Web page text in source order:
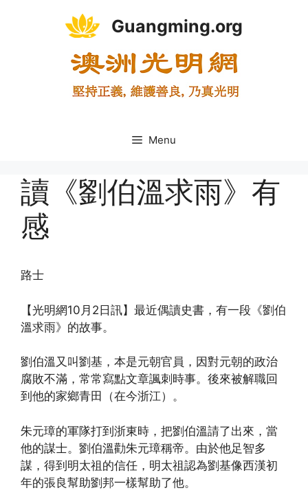
Guangming.org
Menu
讀《劉伯溫求雨》有
感
路士
【光明網10月2日訊】最近偶讀史書，有一段《劉伯
溫求雨》的故事。
劉伯溫又叫劉基，本是元朝官員，因對元朝的政治
腐敗不滿，常常寫點文章諷刺時事。後來被解職回
到他的家鄉青田（在今浙江）。
朱元璋的軍隊打到浙東時，把劉伯溫請了出來，當
他的謀士。劉伯溫勸朱元璋稱帝。由於他足智多
謀，得到明太祖的信任，明太祖認為劉基像西漢初
年的張良幫助劉邦一樣幫助了他。